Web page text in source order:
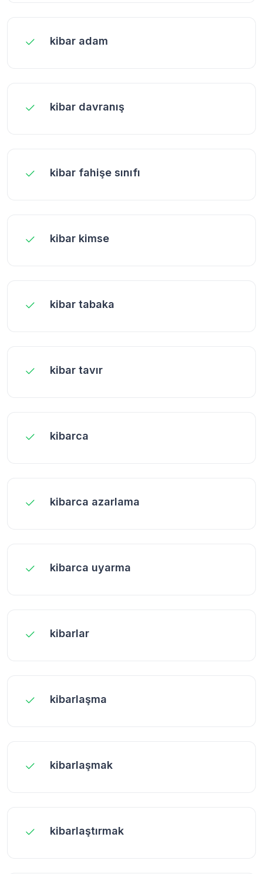
kibar adam
kibar davranış
kibar fahişe sınıfı
kibar kimse
kibar tabaka
kibar tavır
kibarca
kibarca azarlama
kibarca uyarma
kibarlar
kibarlaşma
kibarlaşmak
kibarlaştırmak